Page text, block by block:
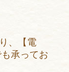
、【電
承ってお